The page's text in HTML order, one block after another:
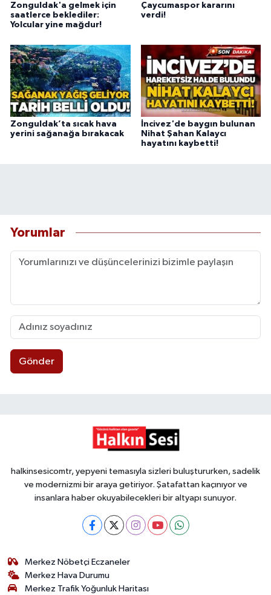
Zonguldak'a gelmek için
saatlerce beklediler:
Yolcular yine mağdur!
Çaycumaspor kararını
verdi!
Zonguldak’ta sıcak hava
yerini sağanağa bırakacak
İncivez'de baygın bulunan
Nihat Şahan Kalaycı
hayatını kaybetti!
Yorumlar
Gönder
halkinsesicomtr, yepyeni temasıyla sizleri buluştururken, sadelik
ve modernizmi bir araya getiriyor. Şatafattan kaçınıyor ve
insanlara haber okuyabilecekleri bir altyapı sunuyor.
Merkez Nöbetçi Eczaneler
Merkez Hava Durumu
Merkez Trafik Yoğunluk Haritası